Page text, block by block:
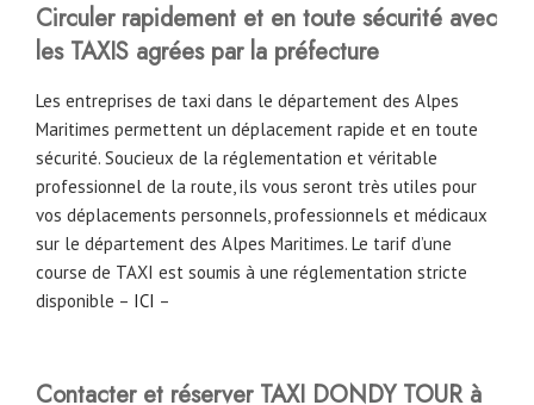
Circuler rapidement et en toute sécurité avec
les TAXIS agrées par la préfecture
Les entreprises de taxi dans le département des Alpes
Maritimes permettent un déplacement rapide et en toute
sécurité. Soucieux de la réglementation et véritable
professionnel de la route, ils vous seront très utiles pour
vos déplacements personnels, professionnels et médicaux
sur le département des Alpes Maritimes. Le tarif d’une
course de TAXI est soumis à une réglementation stricte
disponible – ICI –
Contacter et réserver TAXI DONDY TOUR à